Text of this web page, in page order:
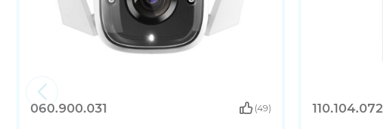
060.900.031 (49) 110.104.072